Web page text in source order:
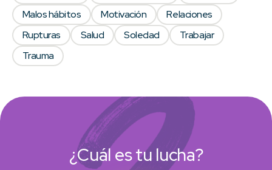
¿Cuál es tu lucha?
Malos hábitos Motivación
Relaciones
Rupturas
Salud Soledad
Trabajar
Trauma